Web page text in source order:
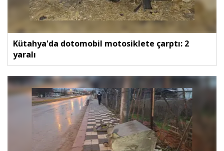
Kütahya'da dotomobil motosiklete çarptı: 2
yaralı